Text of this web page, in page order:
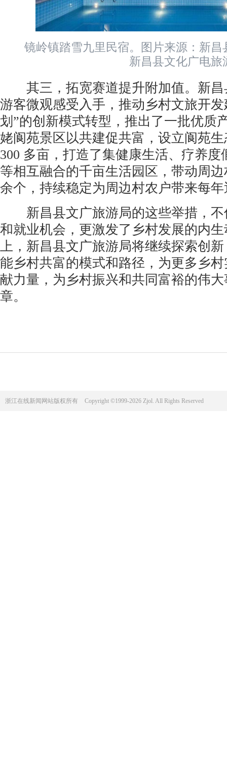
镜岭镇踏雪九里民宿。图片来源：新昌
新昌县文化广电旅
其三，拓宽赛道提升附加值。新昌
游客微观感受入手，推动乡村文旅开
划”的创新模式转型，推出了一批优质
姥阆苑景区以共建促共富，设立阆苑
300 多亩，打造了集健康生活、疗养
等相互融合的千亩生活园区，带动周
余个，持续稳定为周边村农户带来每
新昌县文广旅游局的这些举措，不
和就业机会，更激发了乡村发展的内
上，新昌县文广旅游局将继续探索创
能乡村共富的模式和路径，为更多乡
献力量，为乡村振兴和共同富裕的伟
章。
浙江在线新闻网站版权所有 Copyright ©1999-2026 Zjol. All Rights Reserved